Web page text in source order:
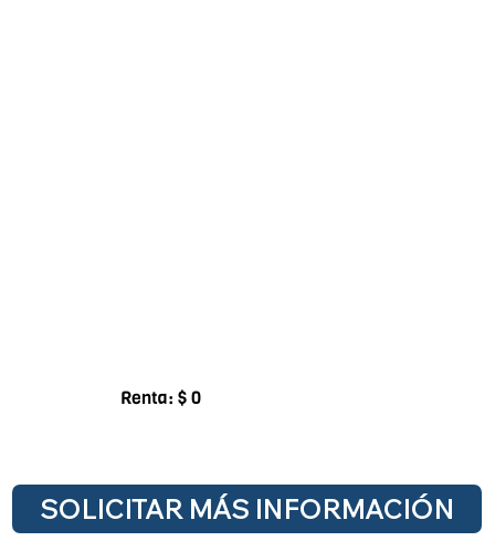
Renta: $ 0
SOLICITAR MÁS INFORMACIÓN